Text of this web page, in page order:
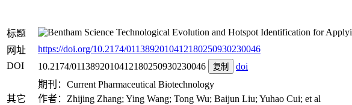
标题
Technological Evolution and Hotspot Identification for
网址
https://doi.org/10.2174/0113892010412180250930230046
DOI
10.2174/0113892010412180250930230046 复制 doi
其它
期刊：Current Pharmaceutical Biotechnology
作者：Zhijing Zhang; Ying Wang; Tong Wu; Baijun Liu; Yuhao Cui; et al